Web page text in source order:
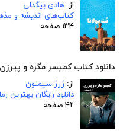
از: هادی بیگدلی
کتاب‌های اندیشه و
۱۳۴ صفحه
دانلود کتاب کمیسر مگره و پیرزن
از:ژرژ سیمنون
دانلود رایگان بهترین
۴۲ صفحه